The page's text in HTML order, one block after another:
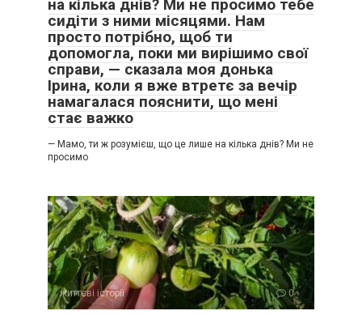
на кілька днів? Ми не просимо тебе
сидіти з ними місяцями. Нам
просто потрібно, щоб ти
допомогла, поки ми вирішимо свої
справи, — сказала моя донька
Ірина, коли я вже втретє за вечір
намагалася пояснити, що мені
стає важко
— Мамо, ти ж розумієш, що це лише на кілька днів? Ми не
просимо
життєві історії 0